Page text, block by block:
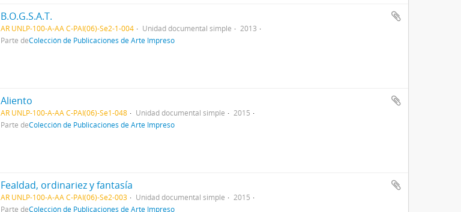
B.O.G.S.A.T.
AR UNLP-100-A-AA C-PAI(06)-Se2-1-004 Unidad documental simple
2013
Parte deColección de Publicaciones de Arte Impreso
Aliento
AR UNLP-100-A-AA C-PAI(06)-Se1-048 Unidad documental simple
2015
Parte deColección de Publicaciones de Arte Impreso
Fealdad, ordinariez y fantasía
AR UNLP-100-A-AA C-PAI(06)-Se2-003 Unidad documental simple
2015
Parte deColección de Publicaciones de Arte Impreso